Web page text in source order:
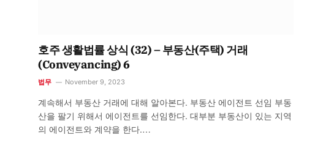
호주 생활법률 상식 (32) – 부동산(주택) 거래
(Conveyancing) 6
법무 November 9, 2023
계속해서 부동산 거래에 대해 알아본다. 부동산 에이전트 선임 부동
산을 팔기 위해서 에이전트를 선임한다. 대부분 부동산이 있는 지역
의 에이전트와 계약을 한다.…